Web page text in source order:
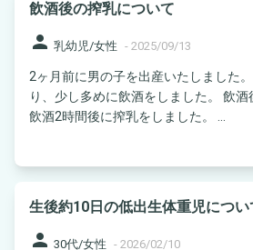
飲酒後の搾乳について
person 乳幼児/女性 - 2025/09/13
2ヶ月前に男の子を出産いたしました
り、少し多めに飲酒をしました。 飲酒
飲酒2時間後に搾乳をしました。 ...
生後約10日の低出生体重児につい
person 30代/女性 - 2026/02/10